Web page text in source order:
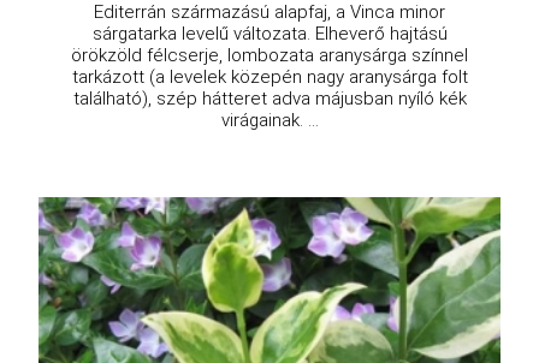
Editerrán származású alapfaj, a Vinca minor
sárgatarka levelű változata. Elheverő hajtású
örökzöld félcserje, lombozata aranysárga színnel
tarkázott (a levelek közepén nagy aranysárga folt
található), szép hátteret adva májusban nyíló kék
virágainak. ...